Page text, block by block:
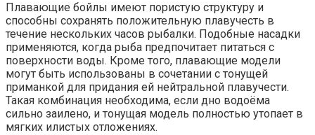
Плавающие бойлы имеют пористую структуру и
способны сохранять положительную плавучесть в
течение нескольких часов рыбалки. Подобные насадки
применяются, когда рыба предпочитает питаться с
поверхности воды. Кроме того, плавающие модели
могут быть использованы в сочетании с тонущей
приманкой для придания ей нейтральной плавучести.
Такая комбинация необходима, если дно водоёма
сильно заилено, и тонущая модель полностью утопает в
мягких илистых отложениях.